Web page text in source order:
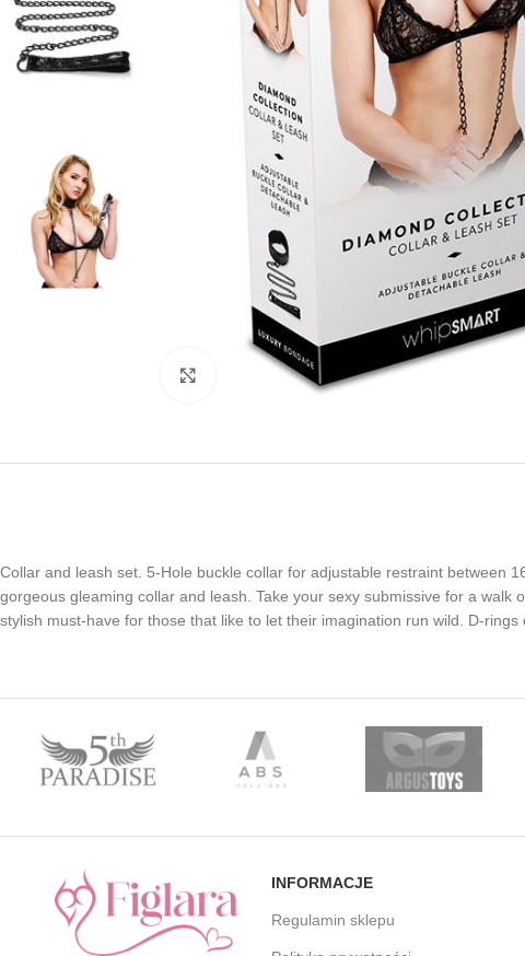
Kliknij, aby powiększyć
Collar and leash set. 5-Hole buckle collar for adjustable restraint between
gorgeous gleaming collar and leash. Take your sexy submissive for a
stylish must-have for those that like to let their imagination run wild. D-
INFORMACJE
Regulamin sklepu